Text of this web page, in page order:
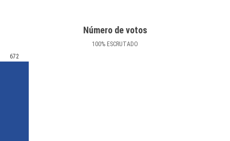
Número de votos
100% ESCRUTADO
672